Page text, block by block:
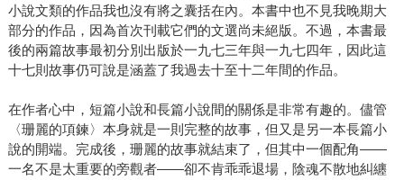
小說文類的作品我也沒有將之囊括在內。本書中也不見我晚期大
部分的作品，因為首次刊載它們的文選尚未絕版。不過，本書最
後的兩篇故事最初分別出版於一九七三年與一九七四年，因此這
十七則故事仍可說是涵蓋了我過去十至十二年間的作品。
在作者心中，短篇小說和長篇小說間的關係是非常有趣的。儘管
〈珊麗的項鍊〉本身就是一則完整的故事，但又是另一本長篇小
說的開端。完成後，珊麗的故事就結束了，但其中一個配角——
一名不是太重要的旁觀者——卻不肯乖乖退場，陰魂不散地糾纏